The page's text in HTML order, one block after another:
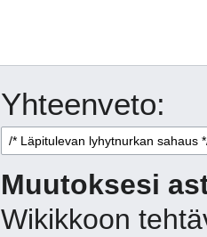
Yhteenveto:
Muutoksesi
Wikikkoon